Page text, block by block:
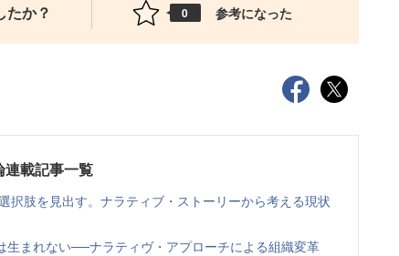
たか？ 0 参考になった
載記事一覧
択肢を見出す。ナラティブ・ストーリーから考える現状
生まれない──ナラティヴ・アプローチによる組織変革